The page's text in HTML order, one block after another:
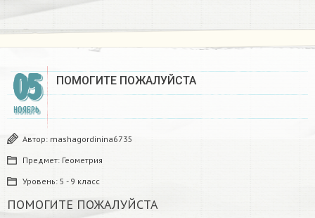
05
НОЯБРЬ
ПОМОГИТЕ ПОЖАЛУЙСТА​
Автор: mashagordinina6735
Предмет: Геометрия
Уровень: 5 - 9 класс
ПОМОГИТЕ ПОЖАЛУЙСТА​